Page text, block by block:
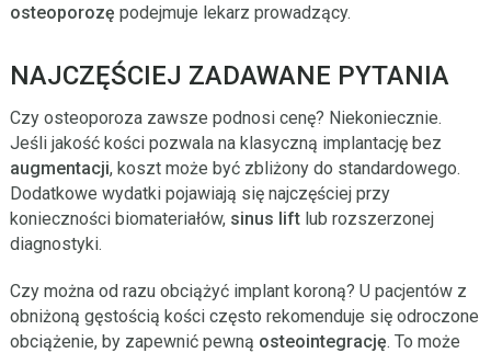
osteoporozę podejmuje lekarz prowadzący.
NAJCZĘŚCIEJ ZADAWANE PYTANIA
Czy osteoporoza zawsze podnosi cenę? Niekoniecznie.
Jeśli jakość kości pozwala na klasyczną implantację bez
augmentacji, koszt może być zbliżony do standardowego.
Dodatkowe wydatki pojawiają się najczęściej przy
konieczności biomateriałów, sinus liftlub rozszerzonej
diagnostyki.
Czy można od razu obciążyć implant koroną? U pacjentów z
obniżoną gęstością kości często rekomenduje się odroczone
obciążenie, by zapewnić pewną osteointegrację. To może